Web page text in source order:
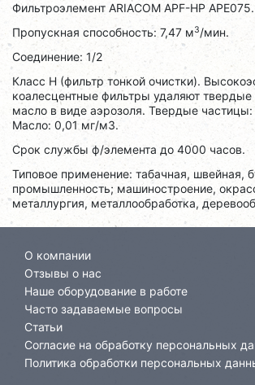
Фильтроэлемент ARIACOM APF-HP
Пропускная способность: 7,47 м3/мин.
Соединение: 1/2
Класс H (фильтр тонкой очистки).
коалесцентные фильтры удаляют
масло в виде аэрозоля. Твердые
Масло: 0,01 мг/м3.
Срок службы ф/элемента до 4000 часов.
Типовое применение: табачная, швейная,
промышленность; машиностроение,
металлургия, металлообработка,
О компании
Отзывы о нас
Наше оборудование в работе
Часто задаваемые вопросы
Статьи
Согласие на обработку персональных
Политика обработки персональных